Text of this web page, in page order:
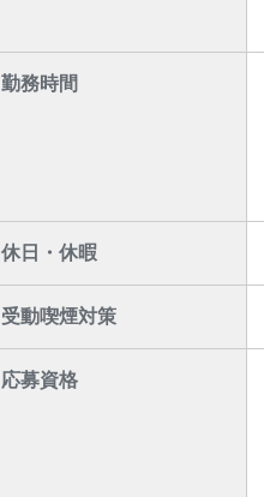
勤務時間
休日・休暇
受動喫煙対策
応募資格